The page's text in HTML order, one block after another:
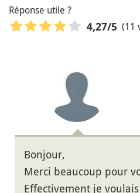
Réponse utile ?
4,27/5 (11
Bonjour,
Merci beaucoup pour
Effectivement je